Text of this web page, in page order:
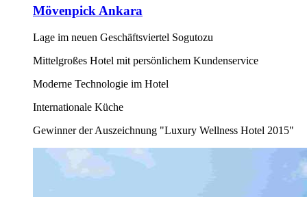
Mövenpick Ankara
Lage im neuen Geschäftsviertel Sogutozu
Mittelgroßes Hotel mit persönlichem Kundenservice
Moderne Technologie im Hotel
Internationale Küche
Gewinner der Auszeichnung "Luxury Wellness Hotel 2015"